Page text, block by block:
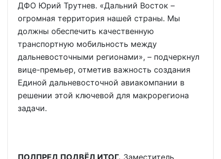
ДФО Юрий Трутнев. «Дальний Восток –
огромная территория нашей страны. Мы
должны обеспечить качественную
транспортную мобильность между
дальневосточными регионами», – подчеркнул
вице-премьер, отметив важность создания
Единой дальневосточной авиакомпании в
решении этой ключевой для макрорегиона
задачи.